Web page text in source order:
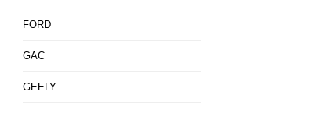
FORD
GAC
GEELY